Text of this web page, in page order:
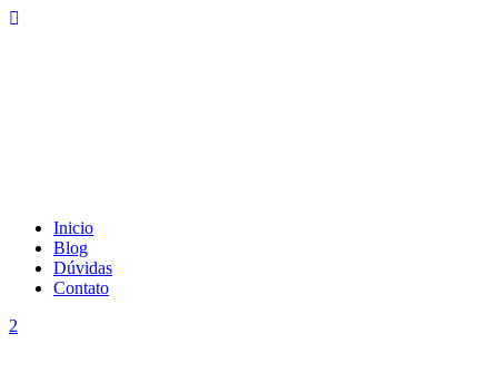
Inicio
Blog
Dúvidas
Contato